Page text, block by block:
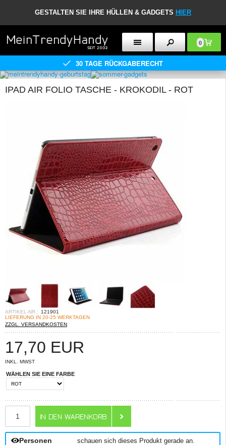
GESTALTEN SIE IHRE HÜLLEN & GADGETS HIER
0
30 TAGE RÜCKGABERECHT
IPAD AIR FOLIO TASCHE - KROKODIL - ROT
ARTIKEL-NR.:
121901
LIEFERUNG IN 20-25 WERKTAGEN
ZZGL. VERSANDKOSTEN
17,70 EUR
INKL. MWST
WÄHLEN SIE EINE FARBE
Personen schauen sich dieses Produkt gerade an.